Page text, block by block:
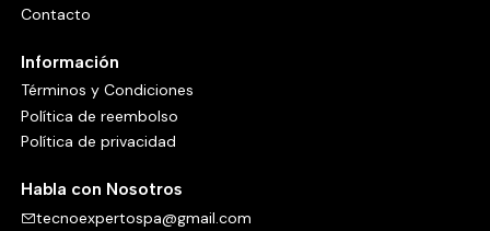
Contacto
Información
Términos y Condiciones
Política de reembolso
Política de privacidad
Habla con Nosotros
tecnoexpertospa@gmail.com